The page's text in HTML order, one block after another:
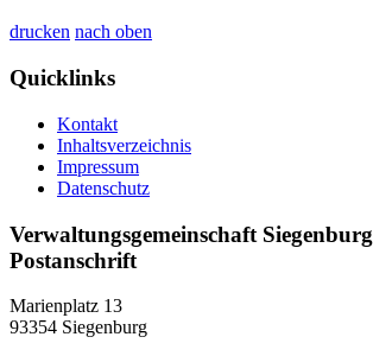
drucken nach oben
Quicklinks
Kontakt
Inhaltsverzeichnis
Impressum
Datenschutz
Verwaltungsgemeinschaft Siegenburg
Postanschrift
Marienplatz 13
93354 Siegenburg